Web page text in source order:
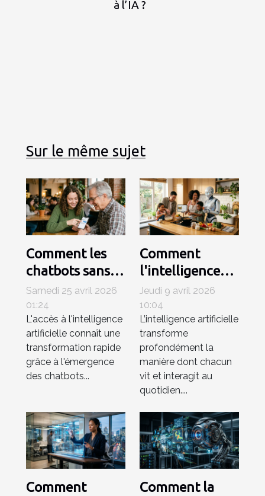
à l’IA ?
Sur le même sujet
Comment les
chatbots sans
inscription
révolutionnent-
ils l’accès à l’IA ?
Samedi 25 avril 2026
01:24
L'accès à l'intelligence
artificielle connaît une
transformation rapide
grâce à l'émergence
des chatbots...
Comment
l'intelligence
artificielle
simplifie-t-elle
notre quotidien
?
Jeudi 9 avril 2026
10:04
L’intelligence artificielle
transforme
profondément la
manière dont chacun
vit et interagit au
quotidien....
Comment
Comment la